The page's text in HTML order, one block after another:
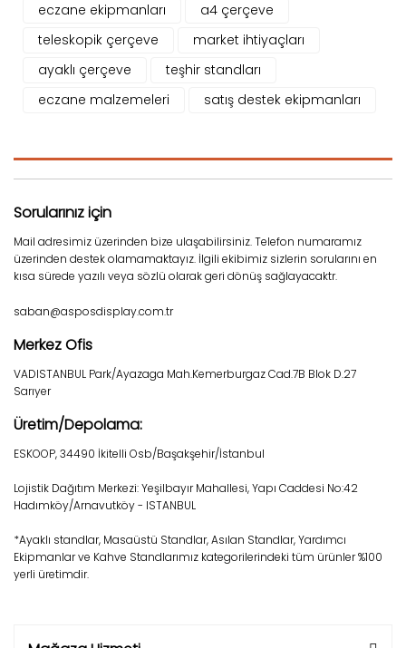
eczane ekipmanları
a4 çerçeve
teleskopik çerçeve
market ihtiyaçları
ayaklı çerçeve
teşhir standları
eczane malzemeleri
satış destek ekipmanları
Sorularınız için
Mail adresimiz üzerinden bize ulaşabilirsiniz. Telefon numaramız
üzerinden destek olamamaktayız. İlgili ekibimiz sizlerin sorularını en
kısa sürede yazılı veya sözlü olarak geri dönüş sağlayacaktr.
saban@asposdisplay.com.tr
Merkez Ofis
VADISTANBUL Park/Ayazaga Mah.Kemerburgaz Cad.7B Blok D.27
Sarıyer
Üretim/Depolama:
ESKOOP, 34490 İkitelli Osb/Başakşehir/İstanbul
Lojistik Dağıtım Merkezi: Yeşilbayır Mahallesi, Yapı Caddesi No:42
Hadımköy/Arnavutköy - ISTANBUL
*Ayaklı standlar, Masaüstü Standlar, Asılan Standlar, Yardımcı
Ekipmanlar ve Kahve Standlarımız kategorilerindeki tüm ürünler %100
yerli üretimdir.